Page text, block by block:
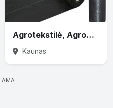
Agrotekstilė, Agrodanga Turime nuo 0,4m iki 4,2 m.pločio + Smaigai
Kaunas